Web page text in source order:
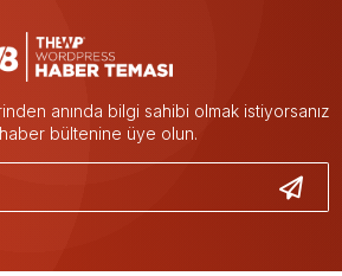
anında bilgi sahibi olmak istiyorsanız
bültenine üye olun.